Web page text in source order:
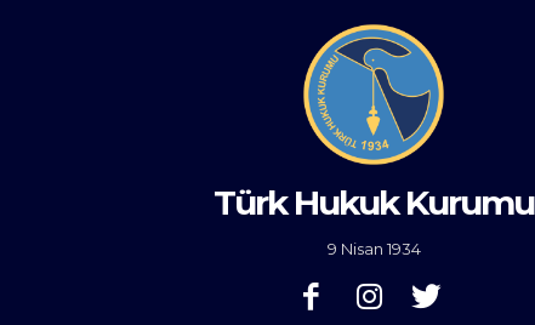
Türk Hukuk Kurumu
9 Nisan 1934